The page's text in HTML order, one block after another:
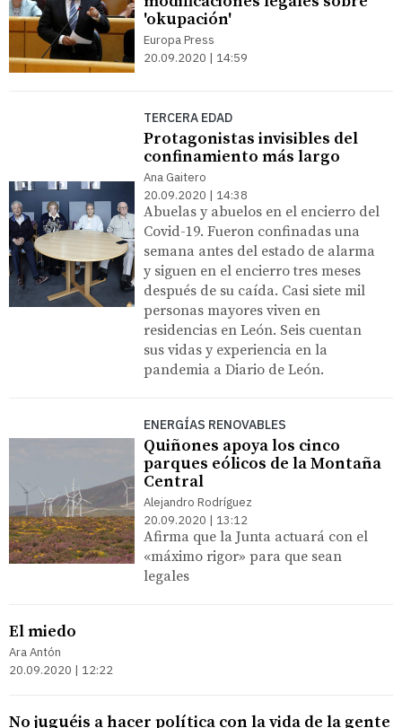
'okupación'
Europa Press
20.09.2020 | 14:59
TERCERA EDAD
Protagonistas invisibles del
confinamiento más largo
Ana Gaitero
20.09.2020 | 14:38
Abuelas y abuelos en el encierro del
Covid-19. Fueron confinadas una
semana antes del estado de alarma
y siguen en el encierro tres meses
después de su caída. Casi siete mil
personas mayores viven en
residencias en León. Seis cuentan
sus vidas y experiencia en la
pandemia a Diario de León.
ENERGÍAS RENOVABLES
Quiñones apoya los cinco
parques eólicos de la Montaña
Central
Alejandro Rodríguez
20.09.2020 | 13:12
Afirma que la Junta actuará con el
«máximo rigor» para que sean
legales
El miedo
Ara Antón
20.09.2020 | 12:22
No juguéis a hacer política con la vida de la gente